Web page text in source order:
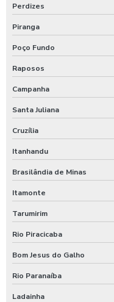
Perdizes
Piranga
Poço Fundo
Raposos
Campanha
Santa Juliana
Cruzília
Itanhandu
Brasilândia de Minas
Itamonte
Tarumirim
Rio Piracicaba
Bom Jesus do Galho
Rio Paranaíba
Ladainha